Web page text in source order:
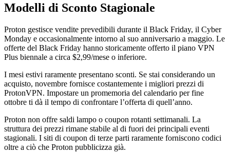
Modelli di Sconto Stagionale
Proton gestisce vendite prevedibili durante il Black Friday, il Cyber
Monday e occasionalmente intorno al suo anniversario a maggio. Le
offerte del Black Friday hanno storicamente offerto il piano VPN
Plus biennale a circa $2,99/mese o inferiore.
I mesi estivi raramente presentano sconti. Se stai considerando un
acquisto, novembre fornisce costantemente i migliori prezzi di
ProtonVPN. Impostare un promemoria del calendario per fine
ottobre ti dà il tempo di confrontare l’offerta di quell’anno.
Proton non offre saldi lampo o coupon rotanti settimanali. La
struttura dei prezzi rimane stabile al di fuori dei principali eventi
stagionali. I siti di coupon di terze parti raramente forniscono codici
oltre a ciò che Proton pubblicizza già.